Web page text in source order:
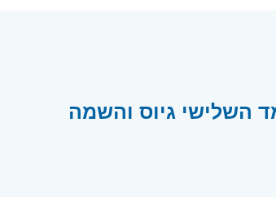
המימד השלישי גיוס והשמה